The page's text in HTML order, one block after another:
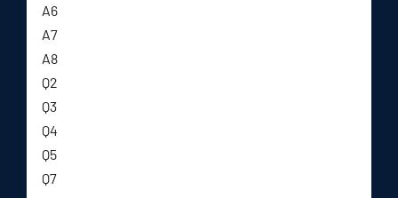
A6
A7
A8
Q2
Q3
Q4
Q5
Q7